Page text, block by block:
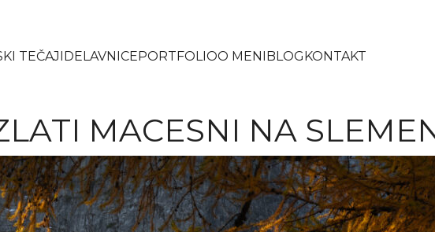
TEČAJIDELAVNICEPORTFOLIOO MENIBLOGKONTAKT
MACESNI NA